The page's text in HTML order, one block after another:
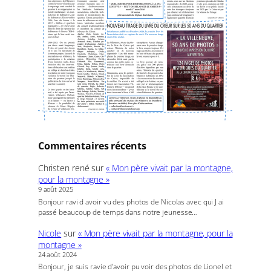
Commentaires récents
Christen rené sur« Mon père vivait par la montagne,
pour la montagne »
9 août 2025
Bonjour ravi d avoir vu des photos de Nicolas avec qui J ai
passé beaucoup de temps dans notre jeunesse…
Nicole sur« Mon père vivait par la montagne, pour la
montagne »
24 août 2024
Bonjour, je suis ravie d’avoir pu voir des photos de Lionel et